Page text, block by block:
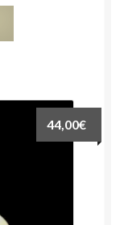
44,00€